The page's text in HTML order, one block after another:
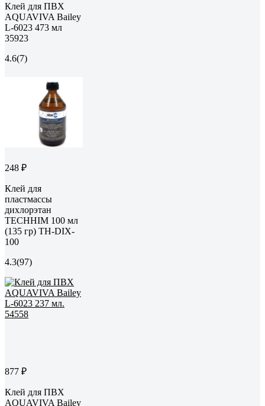
Клей для ПВХ
AQUAVIVA Bailey
L-6023 473 мл
35923
4.6(7)
248 ₽
Клей для
пластмассы
дихлорэтан
TECHHIM 100 мл
(135 гр) TH-DIX-
100
4.3(97)
877 ₽
Клей для ПВХ
AQUAVIVA Bailey